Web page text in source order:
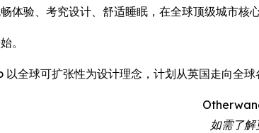
体验、考究设计、舒适睡眠，在全球顶级城市核
。
全球可扩张性为设计理念，计划从英国走向全球
如需了